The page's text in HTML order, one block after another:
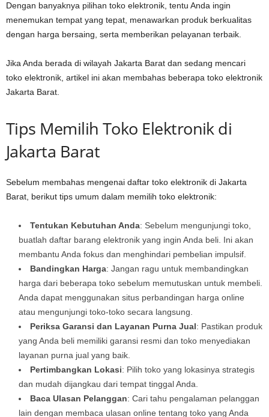
Dengan banyaknya pilihan toko elektronik, tentu Anda ingin
menemukan tempat yang tepat, menawarkan produk berkualitas
dengan harga bersaing, serta memberikan pelayanan terbaik.
Jika Anda berada di wilayah Jakarta Barat dan sedang mencari
toko elektronik, artikel ini akan membahas beberapa toko elektronik
Jakarta Barat.
Tips Memilih Toko Elektronik di
Jakarta Barat
Sebelum membahas mengenai daftar toko elektronik di Jakarta
Barat, berikut tips umum dalam memilih toko elektronik:
Tentukan Kebutuhan Anda: Sebelum mengunjungi toko,
buatlah daftar barang elektronik yang ingin Anda beli. Ini akan
membantu Anda fokus dan menghindari pembelian impulsif.
Bandingkan Harga: Jangan ragu untuk membandingkan
harga dari beberapa toko sebelum memutuskan untuk membeli.
Anda dapat menggunakan situs perbandingan harga online
atau mengunjungi toko-toko secara langsung.
Periksa Garansi dan Layanan Purna Jual: Pastikan produk
yang Anda beli memiliki garansi resmi dan toko menyediakan
layanan purna jual yang baik.
Pertimbangkan Lokasi: Pilih toko yang lokasinya strategis
dan mudah dijangkau dari tempat tinggal Anda.
Baca Ulasan Pelanggan: Cari tahu pengalaman pelanggan
lain dengan membaca ulasan online tentang toko yang Anda